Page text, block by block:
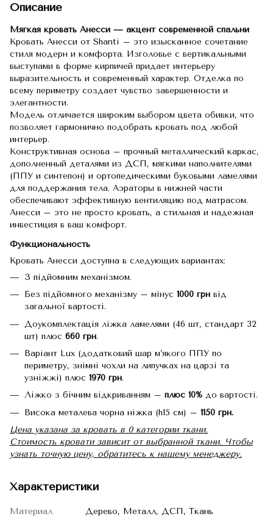
Описание
Мягкая кровать Анесси — акцент современной спальни
Кровать Анесси от Shanti – это изысканное сочетание
стиля модерн и комфорта. Изголовье с вертикальными
выступами в форме кирпичей придает интерьеру
выразительность и современный характер. Отделка по
всему периметру создает чувство завершенности и
элегантности.
Модель отличается широким выбором цвета обивки, что
позволяет гармонично подобрать кровать под любой
интерьер.
Конструктивная основа – прочный металлический каркас,
дополненный деталями из ДСП, мягкими наполнителями
(ППУ и ​​синтепон) и ортопедическими буковыми ламелями
для поддержания тела. Аэраторы в нижней части
обеспечивают эффективную вентиляцию под матрасом.
Анесси – это не просто кровать, а стильная и надежная
инвестиция в ваш комфорт.
Функциональность
Кровать Анесси доступна в следующих вариантах:
З підйомним механізмом.
Без підйомного механізму – мінус 1000 грн від
загальної вартості.
Доукомплектація ліжка ламелями (46 шт, стандарт 32
шт) плюс 660 грн.
Варіант Lux (додатковий шар м’якого ППУ по
периметру, знімні чохли на липучках на царзі та
узніжжі) плюс 1970 грн.
Ліжко з бічним відкриванням – плюс 10% до вартості.
Висока металева чорна ніжка (h15 см) – 1150 грн.
Цена указана за кровать в 0 категории ткани.
Стоимость кровати зависит от выбранной ткани. Чтобы
узнать точную цену, обратитесь к нашему менеджеру.
Характеристики
Материал
Дерево, Металл, ДСП, Ткань